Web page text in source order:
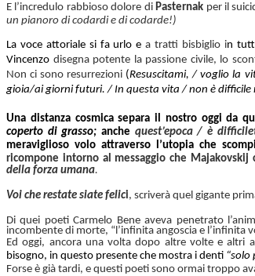
E l’incredulo rabbioso dolore di Pasternak per il
un pianoro di codardi e di codarde!)
La voce attoriale si fa urlo e a tratti bisbiglio in
Vincenzo disegna potente la passione civile, lo
Non ci sono resurrezioni (Resuscitami, / voglio la
gioia/ai giorni futuri. / In questa vita / non è difficile
Una distanza cosmica separa il nostro oggi da
coperto di grasso;anche quest’epoca / è
meraviglioso volo attraverso l’utopia che
ricompone intorno al messaggio che Majakovskij
della forza umana.
Voi che restate siate felici, scriverà quel gigante
Di quei poeti Carmelo Bene aveva penetrato
incombente di morte, “l’infinita angoscia e l’infinita
Ed oggi, ancora una volta dopo altre volte e altri
bisogno, in questo presente che mostra i denti “solo
Forse è già tardi, e questi poeti sono ormai troppo